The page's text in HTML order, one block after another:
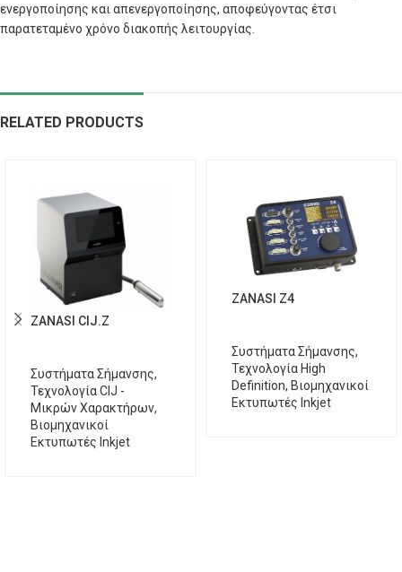
ενεργοποίησης και απενεργοποίησης, αποφεύγοντας έτσι
παρατεταμένο χρόνο διακοπής λειτουργίας.
RELATED PRODUCTS
ZANASI CIJ.Z
Συστήματα Σήμανσης,
Τεχνολογία CIJ -
Μικρών Χαρακτήρων,
Βιομηχανικοί
Εκτυπωτές Inkjet
ZANASI Z4
Συστήματα Σήμανσης,
Τεχνολογία High
Definition, Βιομηχανικοί
Εκτυπωτές Inkjet